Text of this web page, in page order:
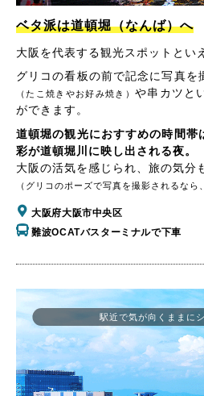
ベタ派は道頓堀（なんば）へ
大阪を代表する観光スポットとい
グリコの看板の前で記念に写真を
（たこ焼きやお好み焼き） や串カツと
ができます。
道頓堀の観光におすすめの時間帯
彩が道頓堀川に映し出される夜。
大阪の活気を感じられ、旅の気分
（グリコのポーズで写真を撮影されるなら
大阪府大阪市中央区
難波OCATバスターミナルで下車
駅近で気が向くままに